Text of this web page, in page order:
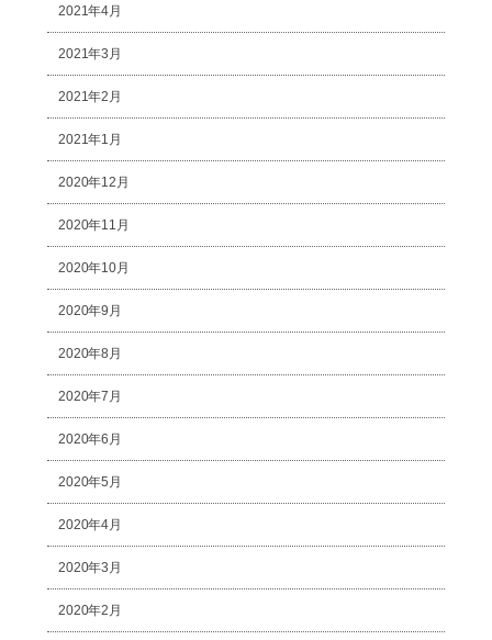
2021年4月
2021年3月
2021年2月
2021年1月
2020年12月
2020年11月
2020年10月
2020年9月
2020年8月
2020年7月
2020年6月
2020年5月
2020年4月
2020年3月
2020年2月